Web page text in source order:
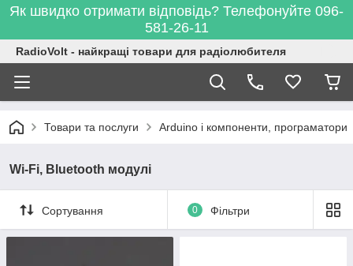
Як швидко отримати відповідь? Телефонуйте 096-
581-26-11
RadioVolt - найкращі товари для радіолюбителя
Товари та послуги Arduino і компоненти, програматори
Wi-Fi, Bluetooth модулі
Сортування 0 Фільтри